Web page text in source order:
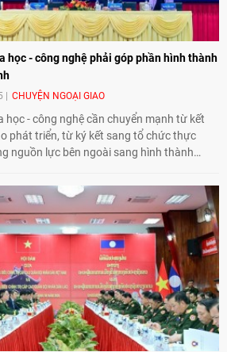
học - công nghệ phải góp phần hình thành
CHUYỆN NGOẠI GIAO
học - công nghệ cần chuyển mạnh từ kết
phát triển, từ ký kết sang tổ chức thực
nguồn lực bên ngoài sang hình thành
tạo và chuyển đổi số trở thành động lực